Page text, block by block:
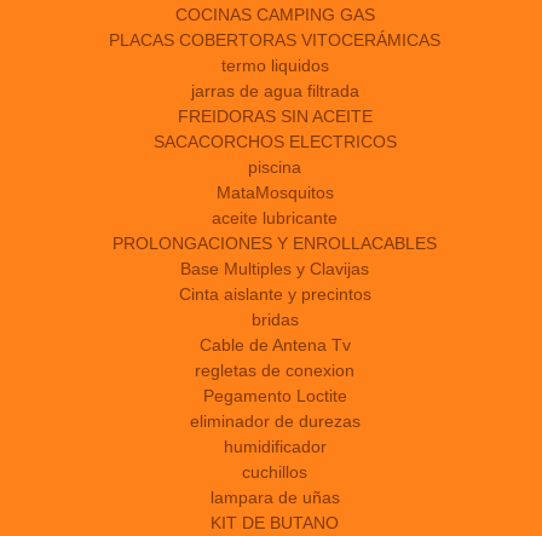
COCINAS CAMPING GAS
PLACAS COBERTORAS VITOCERÁMICAS
termo liquidos
jarras de agua filtrada
FREIDORAS SIN ACEITE
SACACORCHOS ELECTRICOS
piscina
MataMosquitos
aceite lubricante
PROLONGACIONES Y ENROLLACABLES
Base Multiples y Clavijas
Cinta aislante y precintos
bridas
Cable de Antena Tv
regletas de conexion
Pegamento Loctite
eliminador de durezas
humidificador
cuchillos
lampara de uñas
KIT DE BUTANO